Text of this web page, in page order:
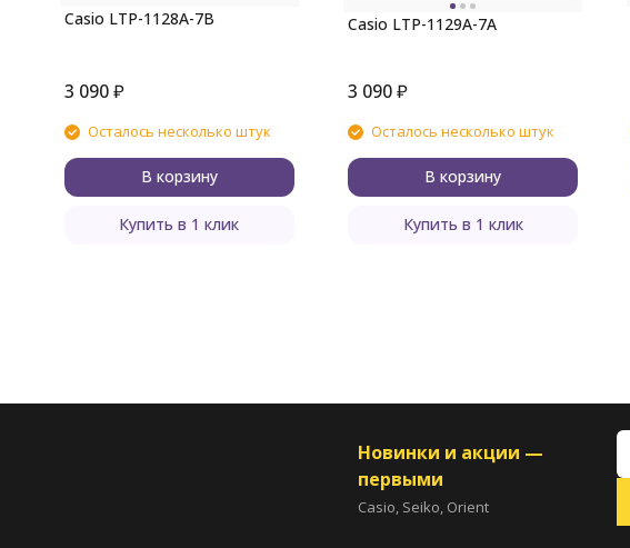
Casio LTP-1128A-7B
3 090 ₽
Осталось несколько штук
В корзину
Купить в 1 клик
Casio LTP-1129A-7A
3 090₽
Осталось несколько штук
В корзину
Купить в 1 клик
Новинки и акции —
первыми
Casio, Seiko, Orient